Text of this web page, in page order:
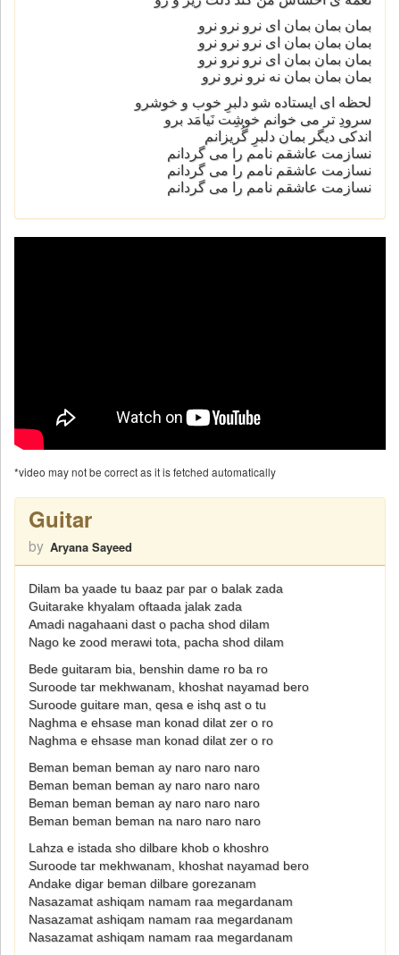
بمان بمان بمان ای نرو نرو نرو
بمان بمان بمان ای نرو نرو نرو
بمان بمان بمان ای نرو نرو نرو
بمان بمان بمان نه نرو نرو نرو
لحظه ای ایستاده شو دلبرِ خوب و خوشرو
سرودِ تر می خوانم خوشِت نَیامَد برو
اندکی دیگر بمان دلبرِ گُریزانم
نسازمت عاشقم نامم را می گردانم
نسازمت عاشقم نامم را می گردانم
نسازمت عاشقم نامم را می گردانم
*video may not be correct as it is fetched automatically
Guitar
by Aryana Sayeed
Dilam ba yaade tu baaz par par o balak zada
Guitarake khyalam oftaada jalak zada
Amadi nagahaani dast o pacha shod dilam
Nago ke zood merawi tota, pacha shod dilam
Bede guitaram bia, benshin dame ro ba ro
Suroode tar mekhwanam, khoshat nayamad bero
Suroode guitare man, qesa e ishq ast o tu
Naghma e ehsase man konad dilat zer o ro
Naghma e ehsase man konad dilat zer o ro
Beman beman beman ay naro naro naro
Beman beman beman ay naro naro naro
Beman beman beman ay naro naro naro
Beman beman beman na naro naro naro
Lahza e istada sho dilbare khob o khoshro
Suroode tar mekhwanam, khoshat nayamad bero
Andake digar beman dilbare gorezanam
Nasazamat ashiqam namam raa megardanam
Nasazamat ashiqam namam raa megardanam
Nasazamat ashiqam namam raa megardanam